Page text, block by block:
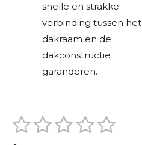
snelle en strakke
verbinding tussen het
dakraam en de
dakconstructie
garanderen.
R
1
2 3 4 5
S